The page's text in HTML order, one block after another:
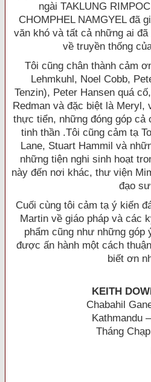
ngài TAKLUNG
CHOMPHEL NAMGYEL đã
văn khó và tất cả những ai đã
về truyền thống
Tôi cũng chân thành cảm
Lehmkuhl, Noel Cobb,
Tenzin), Peter Hansen quá
Redman và đặc biệt là
thực tiển, những đóng góp cả
tinh thần .Tôi cũng cảm tạ
Lane, Stuart Hammil và
những tiện nghi sinh hoạt
này đến nơi khác, thư viện
đạo
Cuối cùng tôi cảm tạ ý kiến
Martin về giáo pháp và các
phẩm cũng như những góp
được ấn hành một cách
biết ơn
KEITH
Chabahil
Kathmandu
Tháng